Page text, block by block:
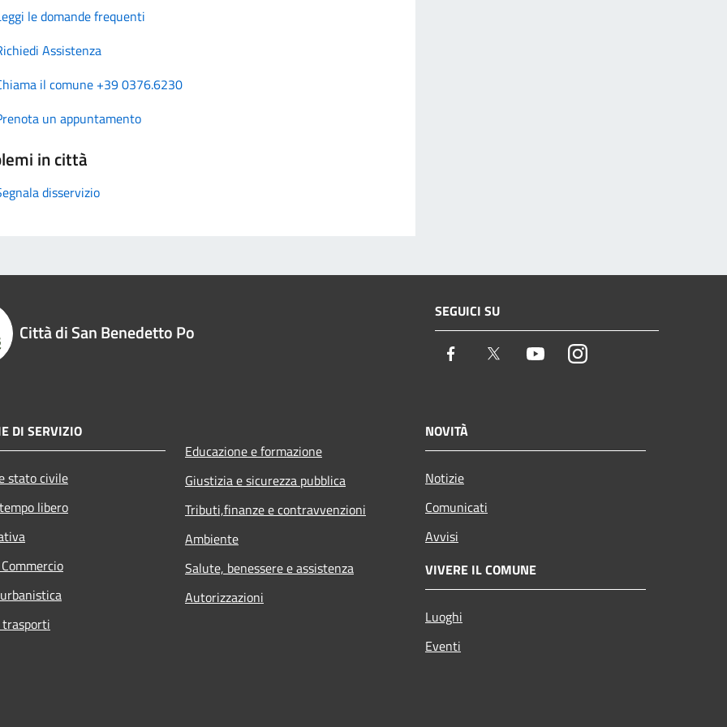
le domande frequenti
Assistenza
il comune +39 0376.6230
un appuntamento
in città
disservizio
Città di San Benedetto Po
SEGUICI SU
Facebook Twitter YoutubeInstagram
DI SERVIZIO
stato civile
libero
Educazione e formazione
Giustizia e sicurezza pubblica
Tributi,finanze e contravvenzioni
Ambiente
Salute, benessere e assistenza
Autorizzazioni
NOVITÀ
Notizie
Comunicati
Avvisi
VIVERE IL COMUNE
Luoghi
Eventi